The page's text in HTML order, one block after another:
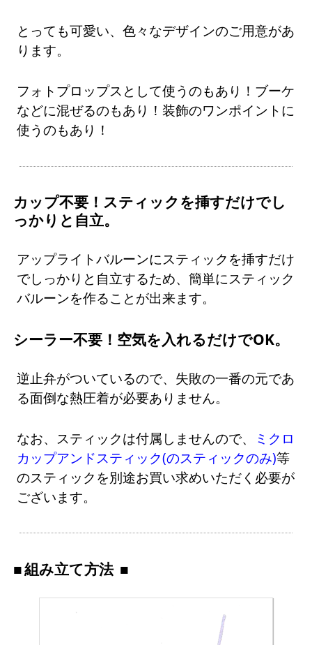
とっても可愛い、色々なデザインのご用意があ
ります。
フォトプロップスとして使うのもあり！ブーケ
などに混ぜるのもあり！装飾のワンポイントに
使うのもあり！
カップ不要！スティックを挿すだけでし
っかりと自立。
アップライトバルーンにスティックを挿すだけ
でしっかりと自立するため、簡単にスティック
バルーンを作ることが出来ます。
シーラー不要！空気を入れるだけでOK。
逆止弁がついているので、失敗の一番の元であ
る面倒な熱圧着が必要ありません。
なお、スティックは付属しませんので、
ミクロ
カップアンドスティック(のスティックのみ)等
のスティックを別途お買い求めいただく必要が
ございます。
組み立て方法